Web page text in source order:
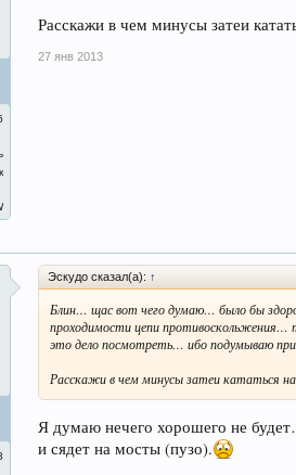
Расскажи в чем минусы затеи
27 янв 2013
Эскудо сказал(а): ↑
Блин… щас вот чего думаю… было бы
проходимости цепи
это дело посмотреть… ибо подумываю
Расскажи в чем минусы затеи кататься на
Я думаю нечего хорошего не
и сядет на мосты (пузо).